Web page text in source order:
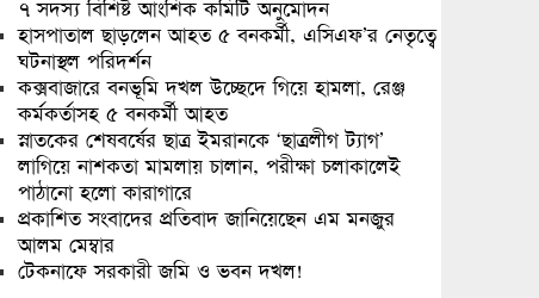
৭ সদস্য বিশিষ্ট আংশিক কমিটি অনুমোদন
হাসপাতাল ছাড়লেন আহত ৫ বনকর্মী, এসিএফ’র নেতৃত্বে
ঘটনাস্থল পরিদর্শন
কক্সবাজারে বনভূমি দখল উচ্ছেদে গিয়ে হামলা, রেঞ্জ
কর্মকর্তাসহ ৫ বনকর্মী আহত
স্নাতকের শেষবর্ষের ছাত্র ইমরানকে ‘ছাত্রলীগ ট্যাগ’
লাগিয়ে নাশকতা মামলায় চালান, পরীক্ষা চলাকালেই
পাঠানো হলো কারাগারে
প্রকাশিত সংবাদের প্রতিবাদ জানিয়েছেন এম মনজুর
আলম মেম্বার
টেকনাফে সরকারী জমি ও ভবন দখল!